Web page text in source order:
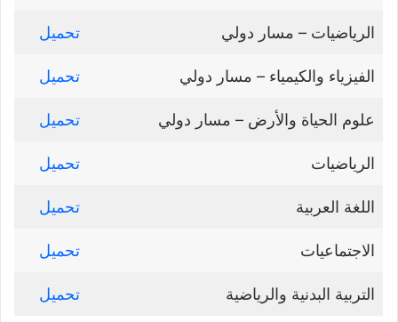
الرياضيات – مسار دولي تحميل
الفيزياء والكيمياء – مسار دولي تحميل
علوم الحياة والأرض – مسار دولي تحميل
الرياضيات تحميل
اللغة العربية تحميل
الاجتماعيات تحميل
التربية البدنية والرياضية تحميل